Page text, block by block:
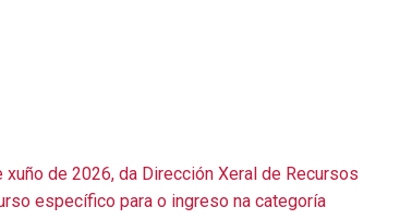
xuño de 2026, da Dirección Xeral de Recursos
específico para o ingreso na categoría